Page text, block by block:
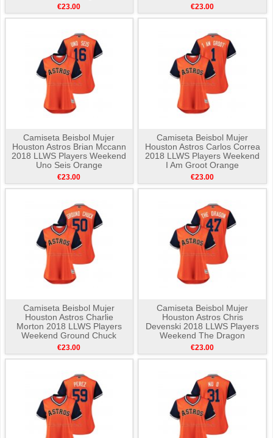
€23.00 €23.00
Camiseta Beisbol Mujer
Houston Astros Brian Mccann
2018 LLWS Players Weekend
Uno Seis Orange
€23.00
Camiseta Beisbol Mujer
Houston Astros Carlos Correa
2018 LLWS Players Weekend
I Am Groot Orange
€23.00
Camiseta Beisbol Mujer
Houston Astros Charlie
Morton 2018 LLWS Players
Weekend Ground Chuck
Orange
€23.00
Camiseta Beisbol Mujer
Houston Astros Chris
Devenski 2018 LLWS Players
Weekend The Dragon
Orange
€23.00